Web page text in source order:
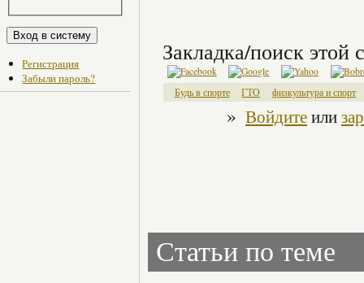
Регистрация
Забыли пароль?
Закладка/поиск этой
Будь в спорте ГТО физкультура и спорт
» Войдитеили
Статьи по теме